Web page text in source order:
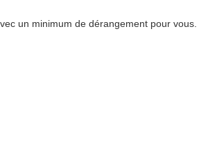
un minimum de dérangement pour